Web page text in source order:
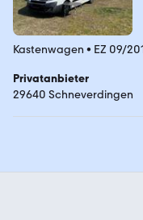
Kastenwagen • EZ 09/
Privatanbieter
29640 Schneverdingen